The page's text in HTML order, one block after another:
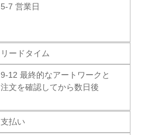
5-7 営業日
リードタイム
9-12 最終的なアートワークと
注文を確認してから数日後
支払い